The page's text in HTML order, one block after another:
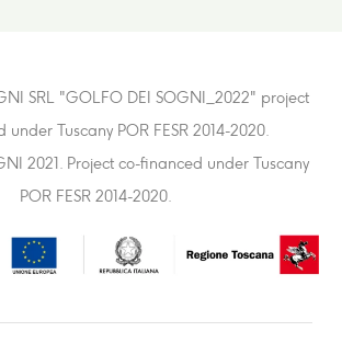
SRL "GOLFO DEI SOGNI_2022" project
under Tuscany POR FESR 2014-2020.
2021. Project co-financed under Tuscany
POR FESR 2014-2020.